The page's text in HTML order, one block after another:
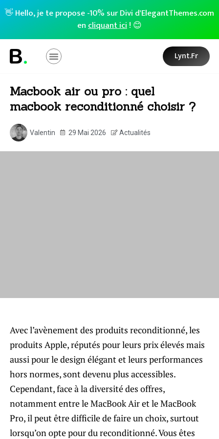
👋 Hello, je te propose -10% sur Divi d'ElegantThemes.com
encliquant ici! 😊
Lynt.fr
Macbook air ou pro : quel
macbook reconditionné choisir ?
Valentin 29 Mai 2026 Actualités
Avec l’avènement des produits reconditionné, les
produits Apple, réputés pour leurs prix élevés mais
aussi pour le design élégant et leurs performances
hors normes, sont devenu plus accessibles.
Cependant, face à la diversité des offres,
notamment entre le MacBook Air et le MacBook
Pro, il peut être difficile de faire un choix, surtout
lorsqu’on opte pour du reconditionné. Vous êtes